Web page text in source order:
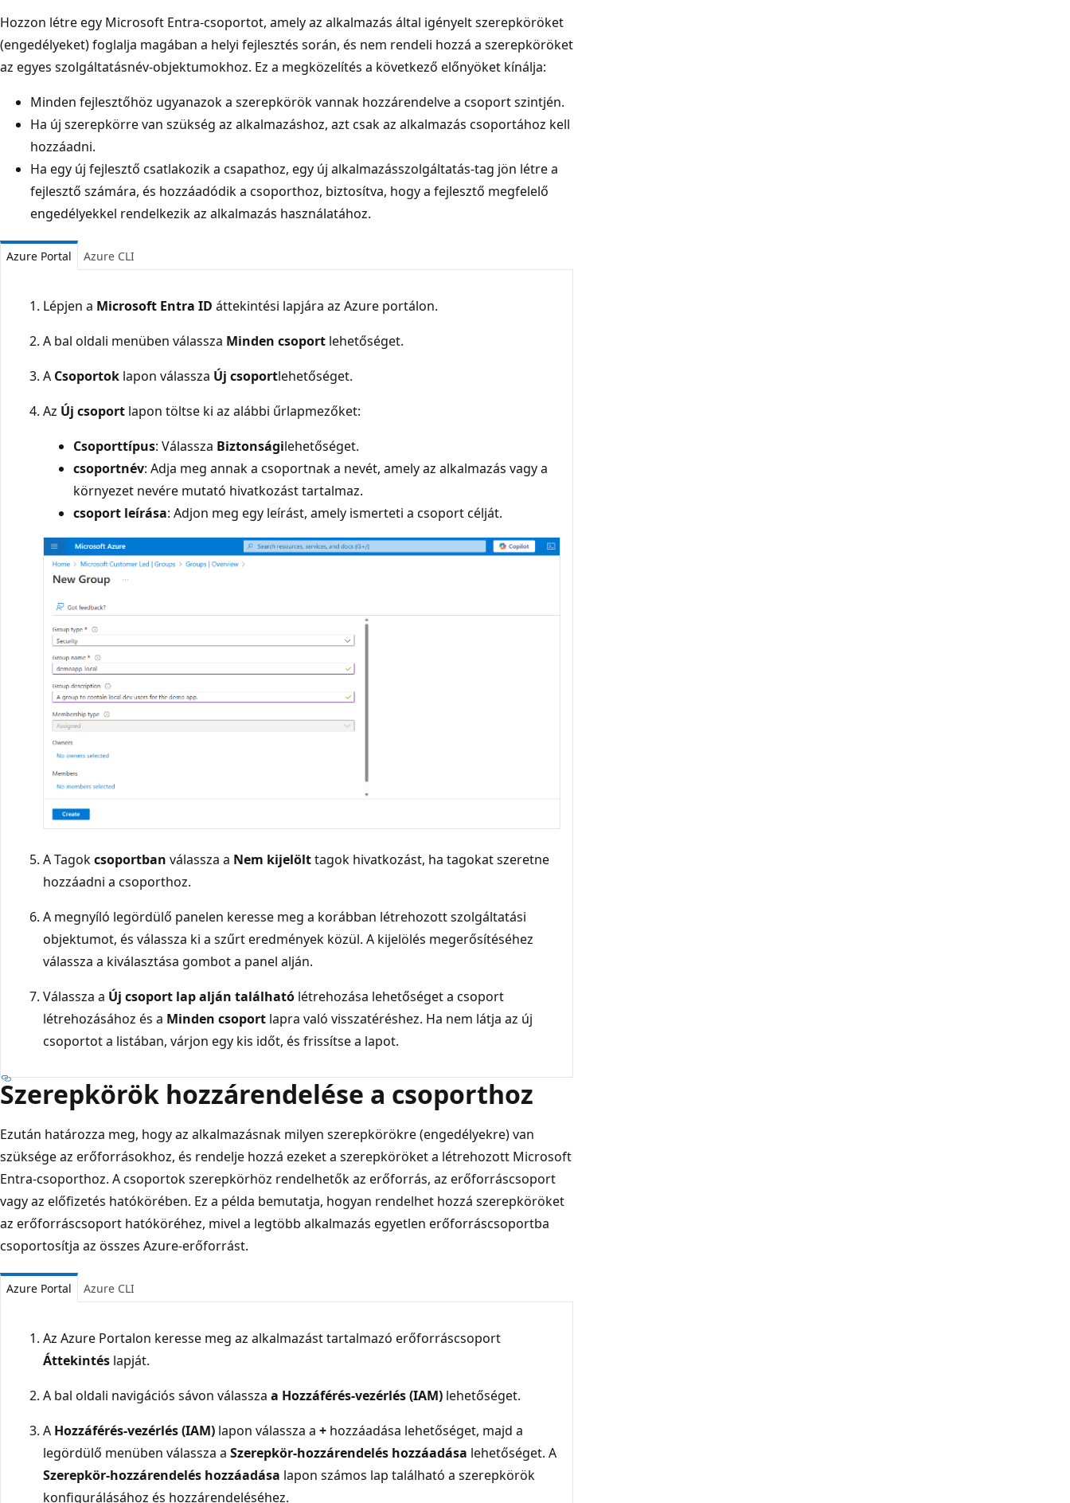
Hozzon létre egy Microsoft Entra-csoportot, amely az alkalmazás által igényelt szerepköröket
(engedélyeket) foglalja magában a helyi fejlesztés során, és nem rendeli hozzá a szerepköröket
az egyes szolgáltatásnév-objektumokhoz. Ez a megközelítés a következő előnyöket kínálja:
Minden fejlesztőhöz ugyanazok a szerepkörök vannak hozzárendelve a csoport szintjén.
Ha új szerepkörre van szükség az alkalmazáshoz, azt csak az alkalmazás csoportához kell
hozzáadni.
Ha egy új fejlesztő csatlakozik a csapathoz, egy új alkalmazásszolgáltatás-tag jön létre a
fejlesztő számára, és hozzáadódik a csoporthoz, biztosítva, hogy a fejlesztő megfelelő
engedélyekkel rendelkezik az alkalmazás használatához.
Azure Portal Azure CLI
Lépjen a Microsoft Entra ID áttekintési lapjára az Azure portálon.
A bal oldali menüben válassza Minden csoport lehetőséget.
A Csoportok lapon válassza Új csoportlehetőséget.
Az Új csoport lapon töltse ki az alábbi űrlapmezőket:
Csoporttípus: Válassza Biztonságilehetőséget.
csoportnév: Adja meg annak a csoportnak a nevét, amely az alkalmazás vagy a
környezet nevére mutató hivatkozást tartalmaz.
csoport leírása: Adjon meg egy leírást, amely ismerteti a csoport célját.
A Tagokcsoportban válassza a Nem kijelölttagok hivatkozást, ha tagokat szeretne
hozzáadni a csoporthoz.
A megnyíló legördülő panelen keresse meg a korábban létrehozott szolgáltatási
objektumot, és válassza ki a szűrt eredmények közül. A kijelölés megerősítéséhez
válassza a kiválasztása gombot a panel alján.
Válassza a Új csoport lap alján található létrehozása lehetőséget a csoport
létrehozásához és a Minden csoport lapra való visszatéréshez. Ha nem látja az új
csoportot a listában, várjon egy kis időt, és frissítse a lapot.
Szerepkörök hozzárendelése a csoporthoz
Ezután határozza meg, hogy az alkalmazásnak milyen szerepkörökre (engedélyekre) van
szüksége az erőforrásokhoz, és rendelje hozzá ezeket a szerepköröket a létrehozott Microsoft
Entra-csoporthoz. A csoportok szerepkörhöz rendelhetők az erőforrás, az erőforráscsoport
vagy az előfizetés hatókörében. Ez a példa bemutatja, hogyan rendelhet hozzá szerepköröket
az erőforráscsoport hatóköréhez, mivel a legtöbb alkalmazás egyetlen erőforráscsoportba
csoportosítja az összes Azure-erőforrást.
Azure Portal Azure CLI
Az Azure Portalon keresse meg az alkalmazást tartalmazó erőforráscsoport
Áttekintés lapját.
A bal oldali navigációs sávon válassza a Hozzáférés-vezérlés (IAM) lehetőséget.
A Hozzáférés-vezérlés (IAM) lapon válassza a + hozzáadása lehetőséget, majd a
legördülő menüben válassza a Szerepkör-hozzárendelés hozzáadása lehetőséget. A
Szerepkör-hozzárendelés hozzáadása lapon számos lap található a szerepkörök
konfigurálásához és hozzárendeléséhez.